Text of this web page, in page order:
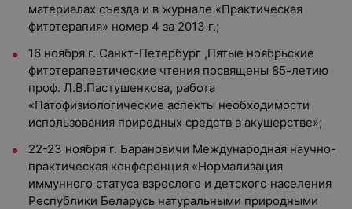
материалах съезда и в журнале «Практическая
фитотерапия» номер 4 за 2013 г.;
16 ноября г. Санкт-Петербург ,Пятые ноябрьские
фитотерапевтические чтения посвящены 85-летию
проф. Л.В.Пастушенкова, работа
«Патофизиологические аспекты необходимости
использования природных средств в акушерстве»;
22-23 ноября г. Барановичи Международная научно-
практическая конференция «Нормализация
иммунного статуса взрослого и детского населения
Республики Беларусь натуральными природными